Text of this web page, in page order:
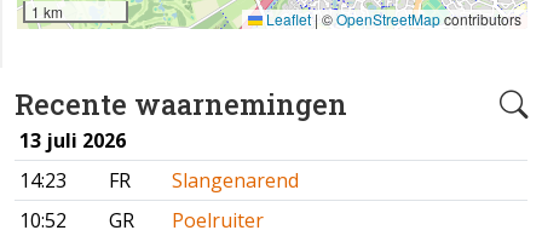
Recente waarnemingen
13 juli 2026
14:23
FR
Slangenarend
10:52
GR
Poelruiter
1 km Leaflet|©OpenStreetMapcontributors